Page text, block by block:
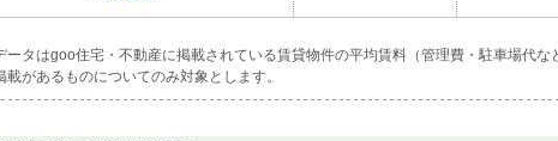
タはgoo住宅・不動産に掲載されている賃貸物件の平均賃料（管理費・駐車場代
載があるものについてのみ対象とします。